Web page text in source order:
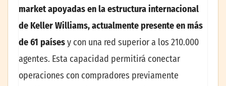
market apoyadas en la estructura internacional
de Keller Williams, actualmente presente en más
de 61 paísesy con una red superior a los 210.000
agentes. Esta capacidad permitirá conectar
operaciones con compradores previamente